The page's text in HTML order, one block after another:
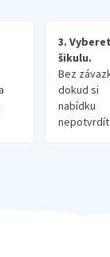
3.
šikulu.
Bez
dokud si
nabídku